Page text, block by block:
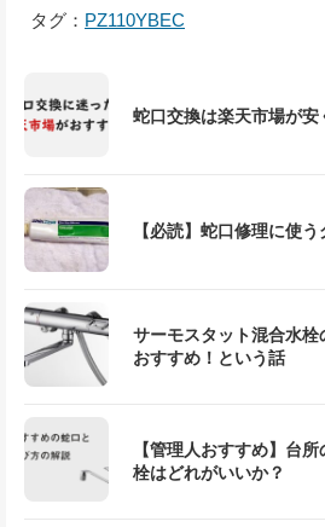
タグ： PZ110YBEC
蛇口交換は楽天市場が安
【必読】蛇口修理に使
サーモスタット混合水
おすすめ！という話
【管理人おすすめ】台
栓はどれがいいか？